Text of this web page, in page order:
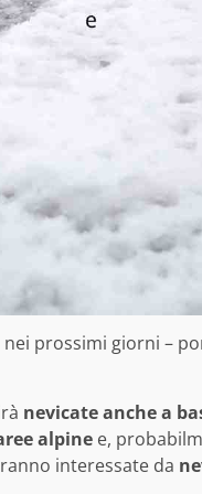
nei prossimi giorni –
nevicate anche a
alpine e,
interessate da